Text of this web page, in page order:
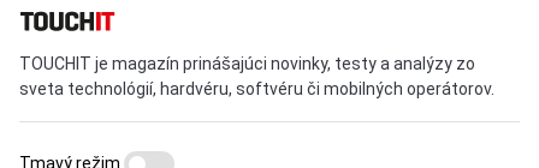
TOUCHIT je magazín prinášajúci novinky, testy a analýzy zo
sveta technológií, hardvéru, softvéru či mobilných operátorov.
Tmavý režim